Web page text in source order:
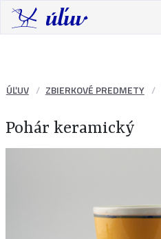
ÚĽUV ZBIERKOVÉ PREDMETY
Pohár keramický